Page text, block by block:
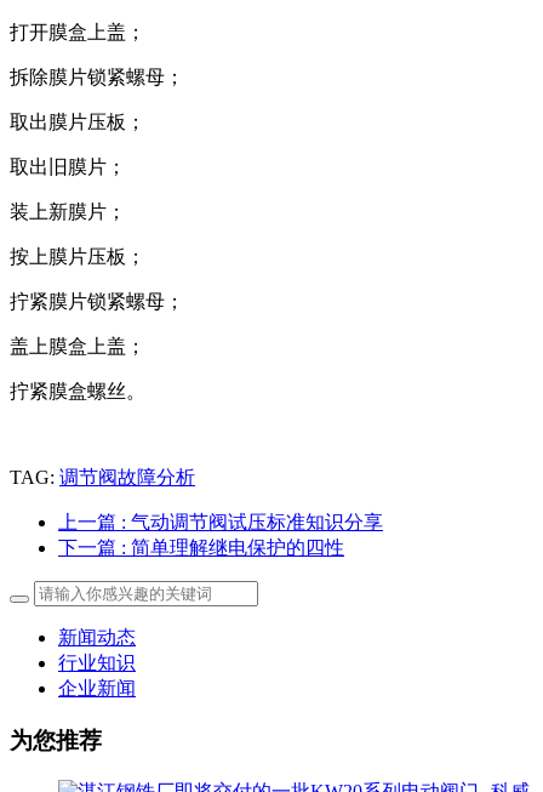
打开膜盒上盖；
拆除膜片锁紧螺母；
取出膜片压板；
取出旧膜片；
装上新膜片；
按上膜片压板；
拧紧膜片锁紧螺母；
盖上膜盒上盖；
拧紧膜盒螺丝。
TAG: 调节阀故障分析
上一篇 : 气动调节阀试压标准知识分享
下一篇 : 简单理解继电保护的四性
新闻动态
行业知识
企业新闻
为您推荐